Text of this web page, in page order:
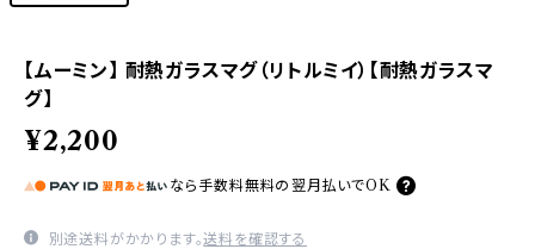
【ムーミン】 耐熱ガラスマグ（リトルミイ）【耐熱ガラスマ
グ】
¥2,200
なら 手数料無料の 翌月払いでOK
別途送料がかかります。送料を確認する